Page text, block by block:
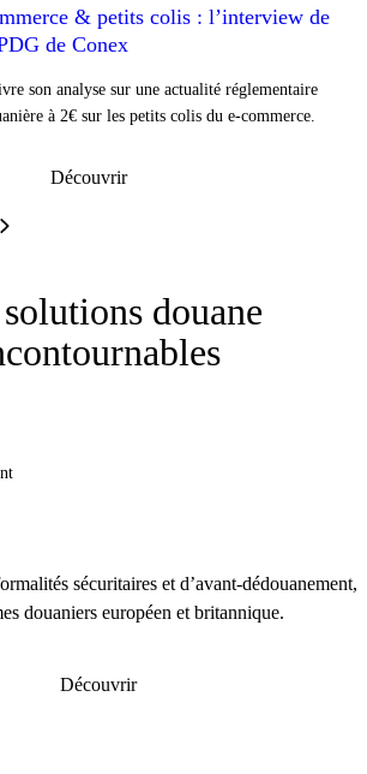
& petits colis : l’interview de
de Conex
son analyse sur une actualité réglementaire
à 2€ sur les petits colis du e-commerce.
Découvrir
douane
sécuritaires et d’avant-dédouanement,
douaniers européen et britannique.
Découvrir